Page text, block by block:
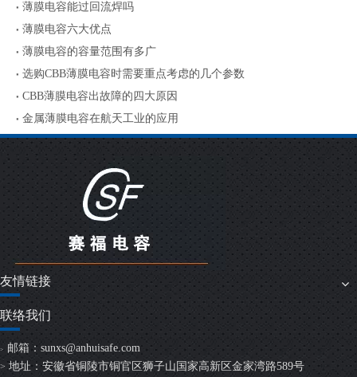
薄膜电容能过回流焊吗
薄膜电容六大优点
薄膜电容的容量范围有多广
选购CBB薄膜电容时需要重点考虑的几个参数
CBB薄膜电容出故障的四大原因
金属薄膜电容在航天工业的应用
友情链接
联络我们
> 邮箱： sunxs@anhuisafe.com
> 地址：安徽省铜陵市铜官区狮子山国家高新区金家湾路589号